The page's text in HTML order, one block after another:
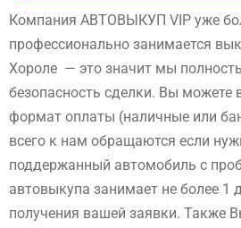
Компания АВТОВЫКУП VIP уже
профессионально занимается
Хороле — это значит мы
безопасность сделки. Вы можете
формат оплаты (наличные или
всего к нам обращаются если
поддержанный автомобиль с
автовыкупа занимает не более 1
получения вашей заявки. Также